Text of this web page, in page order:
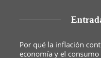
Por qué la inflación
economía y el consumo